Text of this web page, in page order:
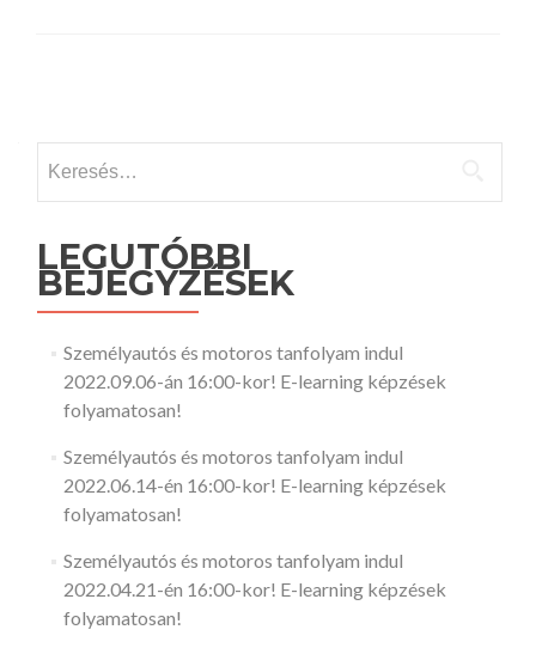
navigation
LEGUTÓBBI
BEJEGYZÉSEK
Személyautós és motoros tanfolyam indul
2022.09.06-án 16:00-kor! E-learning képzések
folyamatosan!
Személyautós és motoros tanfolyam indul
2022.06.14-én 16:00-kor! E-learning képzések
folyamatosan!
Személyautós és motoros tanfolyam indul
2022.04.21-én 16:00-kor! E-learning képzések
folyamatosan!